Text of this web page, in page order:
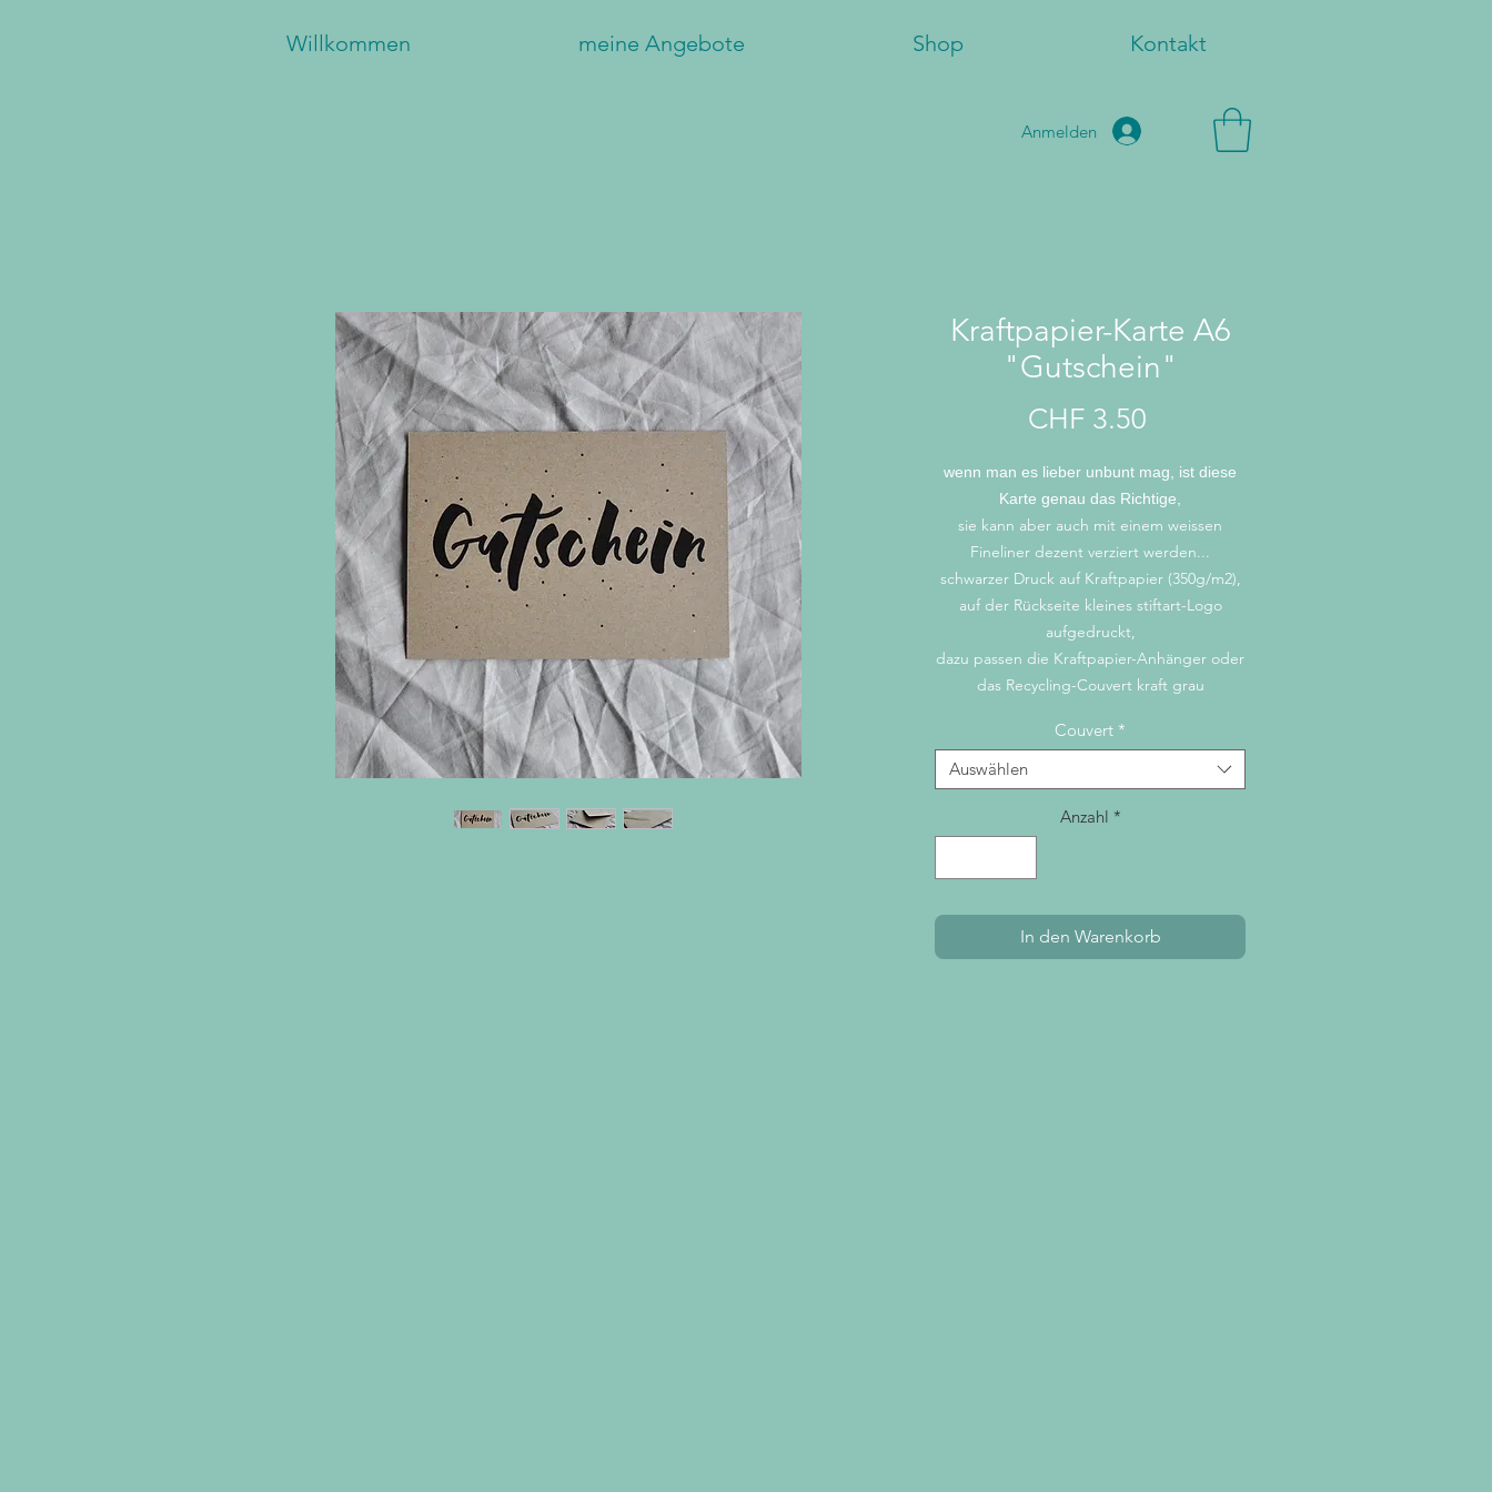
Willkommen meine Angebote Shop Kontakt
Anmelden
Kraftpapier-Karte A6
"Gutschein"
CHF 3.50
wenn man es lieber unbunt mag, ist diese
Karte genau das Richtige,
sie kann aber auch mit einem weissen
Fineliner dezent verziert werden...
schwarzer Druck auf Kraftpapier (350g/m2),
auf der Rückseite kleines stiftart-Logo
aufgedruckt,
dazu passen die Kraftpapier-Anhänger oder
das Recycling-Couvert kraft grau
Couvert *
Auswählen
Anzahl *
In den Warenkorb